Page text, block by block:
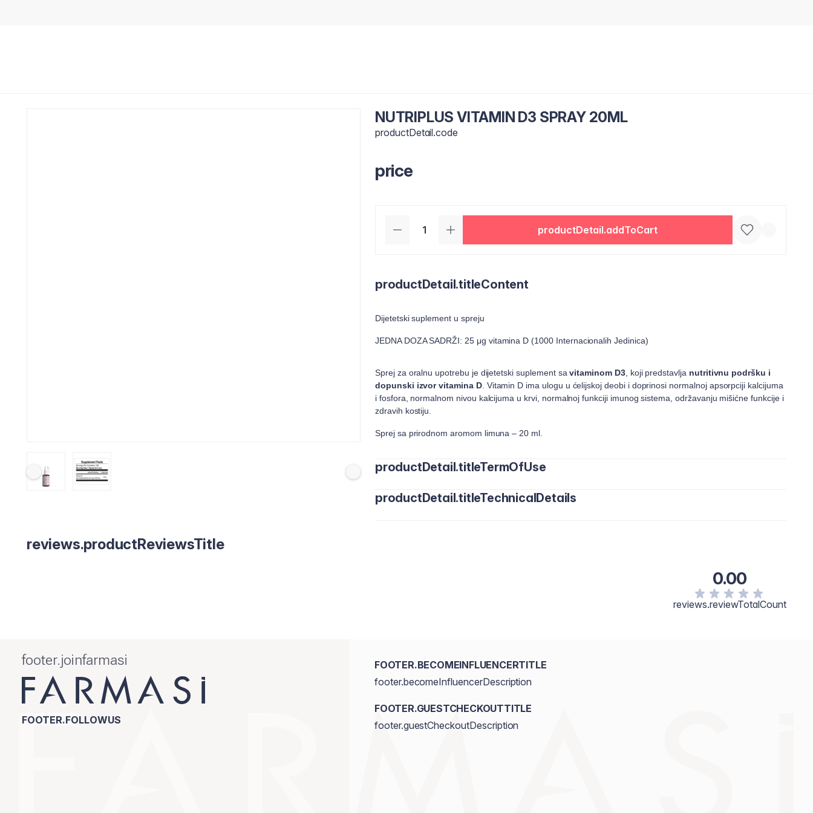
NUTRIPLUS VITAMIN D3 SPRAY 20ML
productDetail.code
price
productDetail.addToCart
productDetail.titleContent
Dijetetski suplement u spreju
JEDNA DOZA SADRŽI: 25 μg vitamina D (1000 Internacionalih Jedinica)
Sprej za oralnu upotrebu je dijetetski suplement savitaminom D3, koji predstavlja nutritivnu podršku i
dopunski izvor vitamina D. Vitamin D ima ulogu u ćelijskoj deobi i doprinosi normalnoj apsorpciji kalcijuma
i fosfora, normalnom nivou kalcijuma u krvi, normalnoj funkciji imunog sistema, održavanju mišićne funkcije i
zdravih kostiju.
Sprej sa prirodnom aromom limuna – 20 ml.
productDetail.titleTermOfUse
Upotreba: 1 sprejanje/doziranje (0,2 ml) dnevno. Za starije od 18 godina. Dnevne doze se ne
productDetail.titleTechnicalDetails
reviews.productReviewsTitle
0.00
reviews.reviewTotalCount
footer.joinfarmasi
FOOTER.FOLLOWUS
FOOTER.BECOMEINFLUENCERTITLE
footer.becomeInfluencerDescription
FOOTER.GUESTCHECKOUTTITLE
footer.guestCheckoutDescription